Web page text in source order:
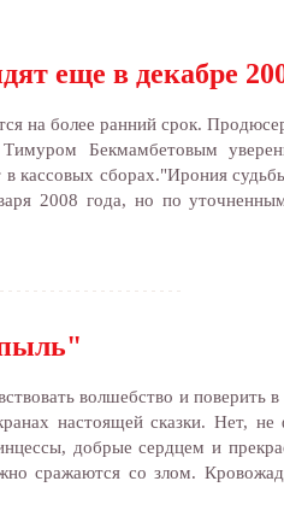
еще в декабре
на более ранний срок.
Бекмамбетовым
кассовых сборах."Ирония
2008 года, но по
волшебство и поверить
настоящей сказки. Нет, не
добрые сердцем и
сражаются со злом.